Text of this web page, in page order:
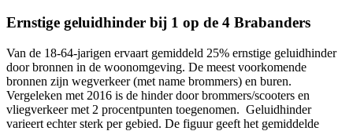
Ernstige geluidhinder bij 1 op de 4 Brabanders
Van de 18-64-jarigen ervaart gemiddeld 25% ernstige geluidhinder
door bronnen in de woonomgeving. De meest voorkomende
bronnen zijn wegverkeer (met name brommers) en buren.
Vergeleken met 2016 is de hinder door brommers/scooters en
vliegverkeer met 2 procentpunten toegenomen. Geluidhinder
varieert echter sterk per gebied. De figuur geeft het gemiddelde